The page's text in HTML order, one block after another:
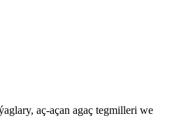
aç-açan agaç tegmilleri we